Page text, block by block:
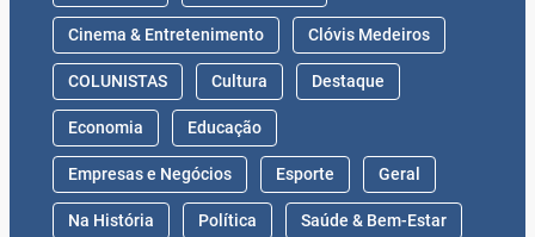
Cinema & Entretenimento Clóvis Medeiros
COLUNISTAS Cultura Destaque
Economia Educação
Empresas e Negócios Esporte Geral
Na História Política Saúde & Bem-Estar